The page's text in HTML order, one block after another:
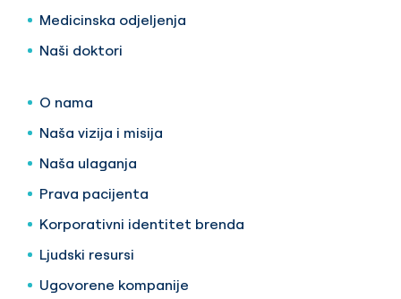
Medicinska odjeljenja
Naši doktori
O nama
Naša vizija i misija
Naša ulaganja
Prava pacijenta
Korporativni identitet brenda
Ljudski resursi
Ugovorene kompanije